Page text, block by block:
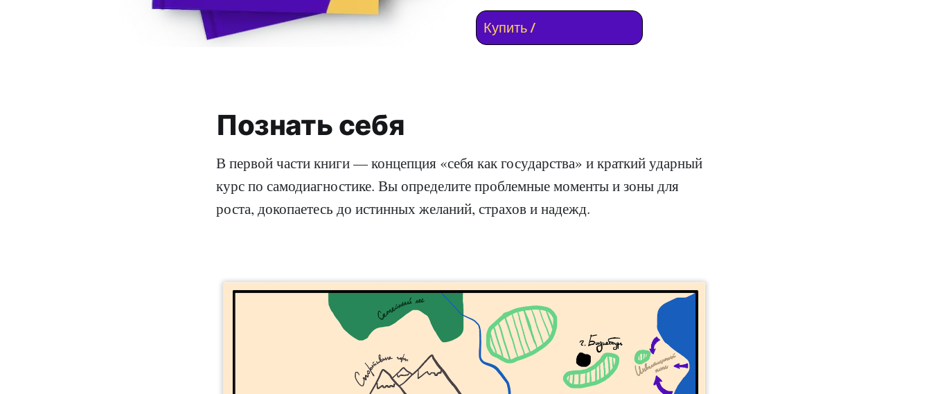
Купить /
Познать себя
В первой части книги — концепция «себя как государства» и краткий ударный
курс по самодиагностике. Вы определите проблемные моменты и зоны для
роста, докопаетесь до истинных желаний, страхов и надежд.